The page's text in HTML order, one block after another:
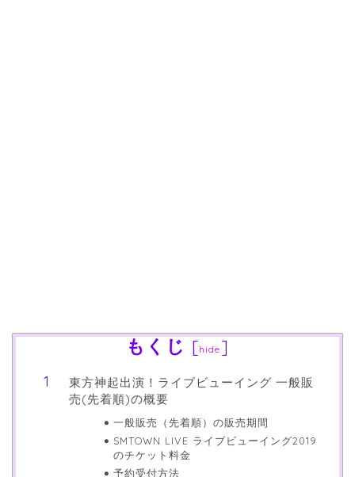
もくじ [hide ]
東方神起出演！ライブビューイング 一般販
売(先着順)の概要
一般販売（先着順）の販売期間
SMTOWN LIVE ライブビューイング2019
のチケット料金
予約受付方法